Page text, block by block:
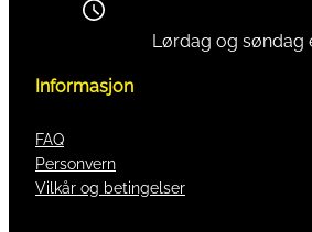
Lørdag og søndag
Informasjon
FAQ
Personvern
Vilkår og betingelser